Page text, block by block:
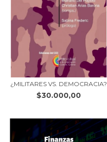
¿MILITARES VS. DEMOCRACIA?
$30.000,00